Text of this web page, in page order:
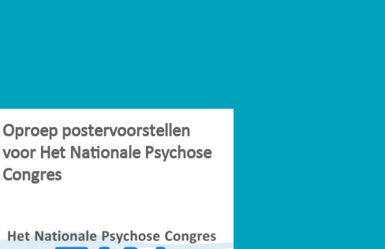
Oproep postervoorstellen
voor Het Nationale Psychose
Congres